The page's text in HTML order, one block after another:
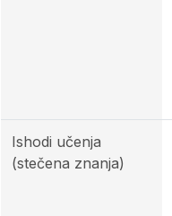
Ishodi učenja
(stečena znanja)